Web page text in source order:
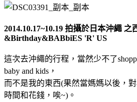
2014.10.17~10.19 拍攝於日本沖繩 之
&Birthday&BABbiES 'R' US
這次去沖繩的行程，當然少不了
baby and kids，
而不是我的東西(果然當媽媽以後，
時間和花錢，唉~)。